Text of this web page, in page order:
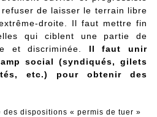
de laisser le terrain libre
droite. Il faut mettre fin
qui ciblent une partie de
et discriminée.
Il faut unir
social (syndiqués, gilets
etc.) pour obtenir des
des dispositions « permis de tuer »